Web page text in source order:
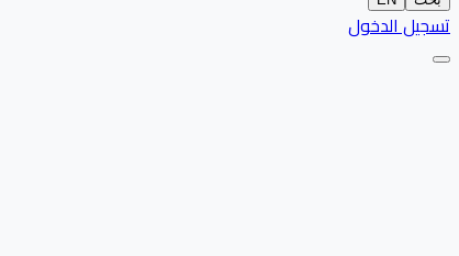
تسجيل الدخول